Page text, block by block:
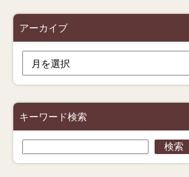
アーカイブ
イ
ブ
キーワード検索
検
索
検索